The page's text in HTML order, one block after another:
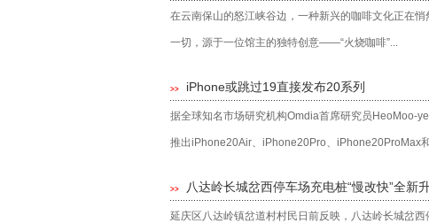
在云南保山的怒江峡谷边，一种新兴的咖啡文化正在
一切，源于一位馆主的独特创意——“火烧咖啡”...
>> iPhone或跳过19直接发布20系列
据全球知名市场研究机构Omdia首席研究员HeoMoo-
推出iPhone20Air、iPhone20Pro、iPhone20ProMax
>> 八达岭长城岔西停车场充电桩“慢改快”全新
延庆区八达岭镇岔道村村民日前反映，八达岭长城岔